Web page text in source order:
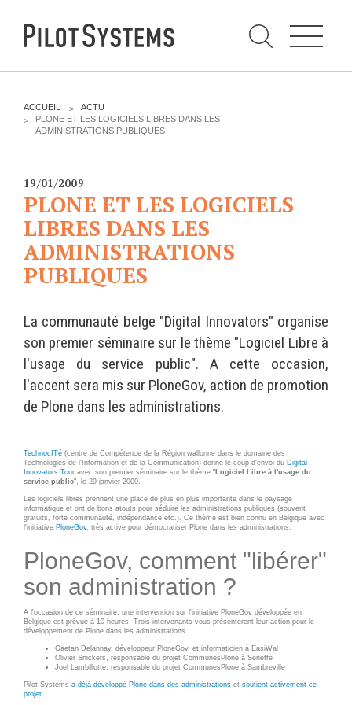
i
DÉV WEB
Expression de besoins
Développement
d'applications
Optimisations et tunning
Support et Assistance
Gestion de contenu
Mobilité
Webdesign - UX
MÉTHODOLOGIE AGILE
TRANSFO DIGITALE
CONCEPTS
Prestations
Cas d'usages
CLOUD BROKER
Business model
Cloud broker
Le serveur d'applications
Zope
Zinnia
Wordpress
CLOUD
CloudStack
OpenStack
Puppet
Xen Project
RÉFÉRENCES
Application collaborative
eSanté
Dév Django eCommerce
V
O
S
I
C
I
ACCUEIL
ACTU
PLONE ET LES LOGICIELS LIBRES DANS LES
ADMINISTRATIONS PUBLIQUES
19/01/2009
PLONE ET LES LOGICIELS
LIBRES DANS LES
ADMINISTRATIONS
PUBLIQUES
La communauté belge "Digital Innovators" organise
son premier séminaire sur le thème "Logiciel Libre à
l'usage du service public". A cette occasion,
l'accent sera mis sur PloneGov, action de promotion
de Plone dans les administrations.
TechnocITé (centre de Compétence de la Région wallonne dans le domaine des
Technologies de l'Information et de la Communication) donne le coup d'envoi du Digital
Innovators Tour avec son premier séminaire sur le thème " Logiciel Libre à l'usage du
service public", le 29 janvier 2009.
Les logiciels libres prennent une place de plus en plus importante dans le paysage
informatique et ont de bons atouts pour séduire les administrations publiques (souvent
gratuits, forte communauté, indépendance etc.). Ce thème est bien connu en Belgique avec
l'initiative PloneGov, très active pour démocratiser Plone dans les administrations.
PloneGov, comment "libérer"
son administration ?
A l'occasion de ce séminaire, une intervention sur l'initiative PloneGov développée en
Belgique est prévue à 10 heures. Trois intervenants vous présenteront leur action pour le
développement de Plone dans les administrations :
Gaetan Delannay, développeur PloneGov, et informaticien à EasiWal
Olivier Snickers, responsable du projet CommunesPlone à Seneffe
Joel Lambillotte, responsable du projet CommunesPlone à Sambreville
Pilot Systems a déjà développé Plone dans des administrations et soutient activement ce
projet.